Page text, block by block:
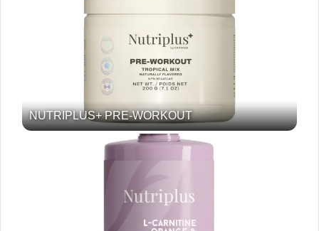
NUTRIPLUS+ PRE-WORKOUT